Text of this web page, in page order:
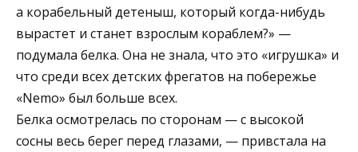
а корабельный детеныш, который когда-нибудь
вырастет и станет взрослым кораблем?» —
подумала белка. Она не знала, что это «игрушка» и
что среди всех детских фрегатов на побережье
«Nemo» был больше всех.
Белка осмотрелась по сторонам — с высокой
сосны весь берег перед глазами, — привстала на